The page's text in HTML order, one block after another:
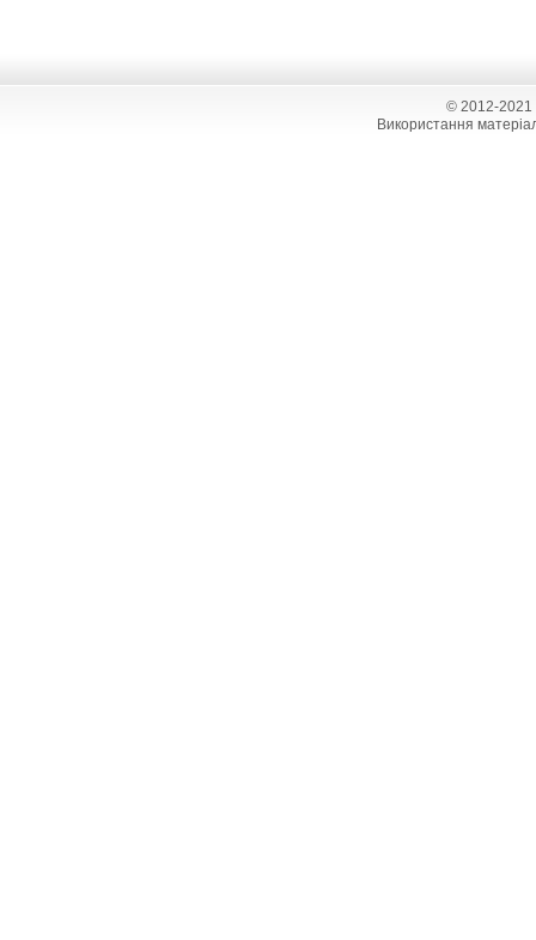
© 2012-2021
Використання